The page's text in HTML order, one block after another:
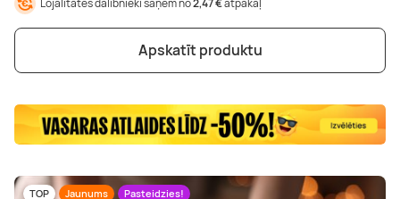
Apskatīt produktu
TOP Jaunums Pasteidzies!